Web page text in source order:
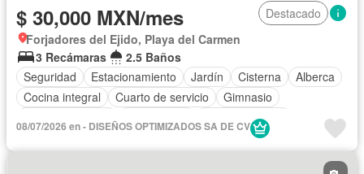
$ 30,000 MXN/mes
Destacado
Forjadores del Ejido, Playa del Carmen
3 Recámaras
2.5 Baños
Seguridad
Estacionamiento Jardín Cisterna
Alberca
Cocina integral
Cuarto de servicio
Gimnasio
Sala polivalente
Zonas verdes
08/07/2026 en - DISEÑOS OPTIMIZADOS SA DE CV